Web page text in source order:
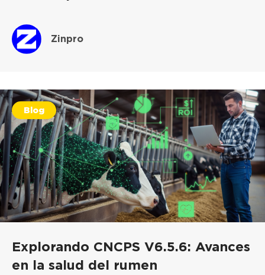
Zinpro
Blog
Explorando CNCPS V6.5.6: Avances
en la salud del rumen